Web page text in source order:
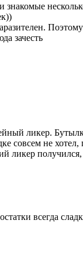
зачесть
ликер.
совсем не
ликер
всегда